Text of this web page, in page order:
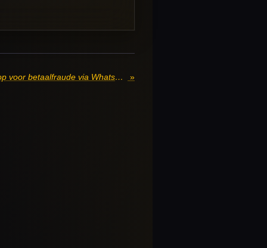
Politie pakt zes verdachten op voor betaalfraude via Whatsapp »